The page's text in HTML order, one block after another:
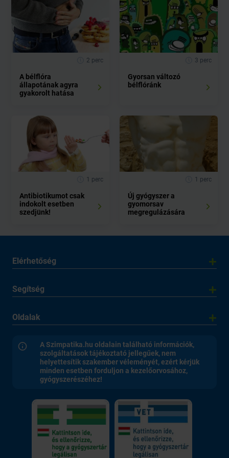
2 perc
A bélflóra
állapotának agyra
gyakorolt hatása
3 perc
Gyorsan változó
bélflóránk
1 perc
Antibiotikumot csak
indokolt esetben
szedjünk!
1 perc
Új gyógyszer a
gyomorsav
megregulázására
Elérhetőség
Segítség
Oldalak
A Szimpatika.hu oldalain található információk,
szolgáltatások tájékoztató jellegűek, nem
helyettesítik szakember véleményét, ezért kérjük
minden esetben forduljon a kezelőorvosához,
gyógyszerészéhez!